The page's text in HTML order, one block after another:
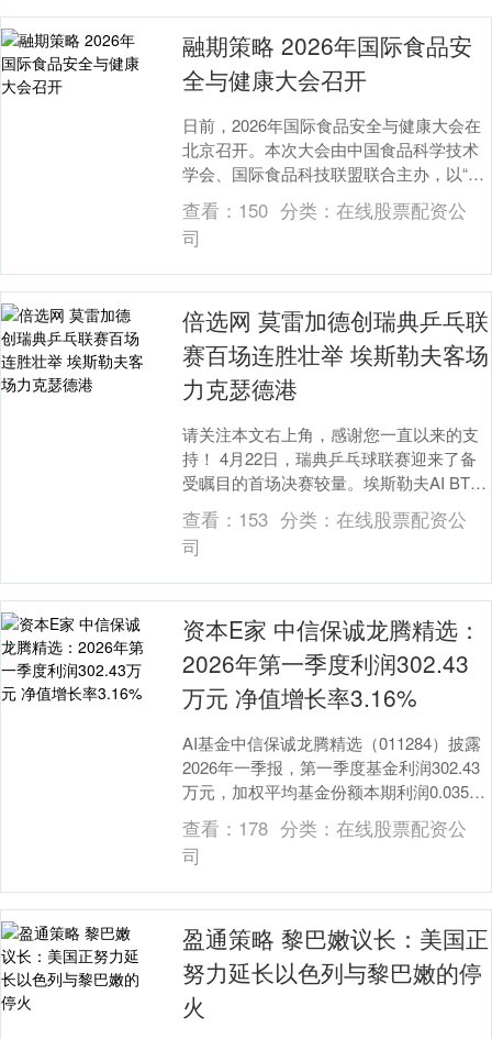
融期策略 2026年国际食品安
全与健康大会召开
日前，2026年国际食品安全与健康大会在
北京召开。本次大会由中国食品科学技术
学会、国际食品科技联盟联合主办，以“融
合创新共筑食安健康新未来”为主题。大会
围绕国民....
查看： 150 分类： 在线股票配资公
司
倍选网 莫雷加德创瑞典乒乓联
赛百场连胜壮举 埃斯勒夫客场
力克瑟德港
请关注本文右上角，感谢您一直以来的支
持！ 4月22日，瑞典乒乓球联赛迎来了备
受瞩目的首场决赛较量。埃斯勒夫AI BTK
队在这场关键对决中表现出了强大的整体
实力，....
查看： 153 分类： 在线股票配资公
司
资本E家 中信保诚龙腾精选：
2026年第一季度利润302.43
万元 净值增长率3.16%
AI基金中信保诚龙腾精选（011284）披露
2026年一季报，第一季度基金利润302.43
万元，加权平均基金份额本期利润0.0358
元。报告期内，基金净值增长率....
查看： 178 分类： 在线股票配资公
司
盈通策略 黎巴嫩议长：美国正
努力延长以色列与黎巴嫩的停
火